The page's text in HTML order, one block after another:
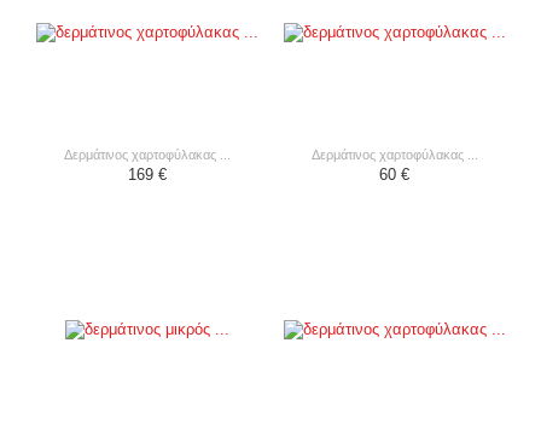
δερμάτινος χαρτοφύλακας ...
169 €
δερμάτινος χαρτοφύλακας ...
60 €